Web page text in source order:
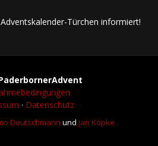
Türchen informiert!
· Datenschutz
Deutschmann und Jan Köpke